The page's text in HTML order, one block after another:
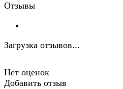
Отзывы
Загрузка отзывов...
Нет оценок
Добавить отзыв